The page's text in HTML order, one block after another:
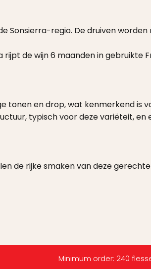
Sonsierra-regio. De druiven
de wijn 6 maanden in gebruikte
tonen en drop, wat kenmerkend is
typisch voor deze variëteit, en
de rijke smaken van deze
Minimum order: 240